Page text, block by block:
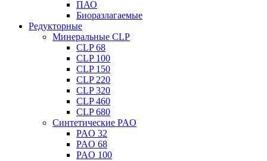
ПАО
Биоразлагаемые
Редукторные
Минеральные CLP
CLP 68
CLP 100
CLP 150
CLP 220
CLP 320
CLP 460
CLP 680
Синтетические PAO
PAO 32
PAO 68
PAO 100